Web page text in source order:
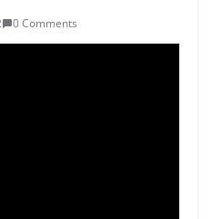
0 Comments